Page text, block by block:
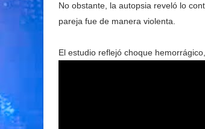
No obstante, la autopsia reveló lo
pareja fue de manera violenta.
El estudio reflejó choque